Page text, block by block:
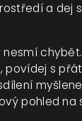
a dej
povídej s
pohled na